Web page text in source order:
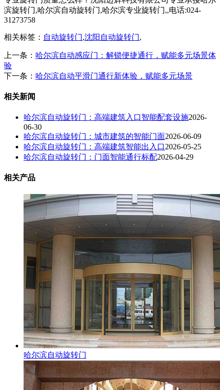
滨旋转门,哈尔滨自动旋转门,哈尔滨专业旋转门,,电话:024-
31273758
相关标签： 自动旋转门,沈阳自动旋转门,
上一条： 哈尔滨自动感应门：解锁便捷通行，赋能多元场景体
验
下一条： 哈尔滨自动平滑门通行新体验，赋能多元场景
相关新闻
哈尔滨自动旋转门：高端建筑入口智能配套设施2026-
06-30
哈尔滨自动旋转门：城市建筑的智能门面2026-06-09
哈尔滨自动旋转门：高端建筑智能出入口2026-05-25
哈尔滨自动旋转门：门面智能通行标配2026-04-29
相关产品
哈尔滨自动旋转门